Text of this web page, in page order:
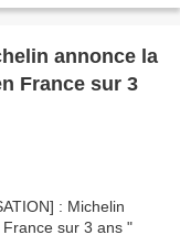
annonce la
France sur 3